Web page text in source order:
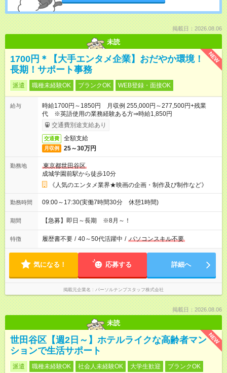
掲載日：2026.08.06
未読
NEW
1700円＊【大手エンタメ企業】おだやか環境！
長期！サポート事務
派遣 職種未経験OK ブランクOK WEB登録・面接OK
給与
時給1700円～1850円 月収例 255,000円～277,500円+残業
代 ※英語使用の業務経験ある方⇒時給1,850円
交通費別途支給あり
交通費 全額支給
月収例 25～30万円
勤務地
東京都世田谷区
成城学園前駅から徒歩10分
《人気のエンタメ業界★映画の企画・制作及び制作など》
勤務時間 09:00～17:30(実働7時間30分 休憩1時間)
期間 【急募】即日～長期 ※8月～！
特徴 履歴書不要 / 40～50代活躍中 / パソコンスキル不要
気になる！ 応募する 詳細へ
掲載元企業名 パーソルテンプスタッフ株式会社
掲載日：2026.08.06
未読
NEW
世田谷区【週2日～】ホテルライクな高齢者マン
ションで生活サポート
派遣 職種未経験OK 社会人未経験OK 大学生歓迎
ブランクOK